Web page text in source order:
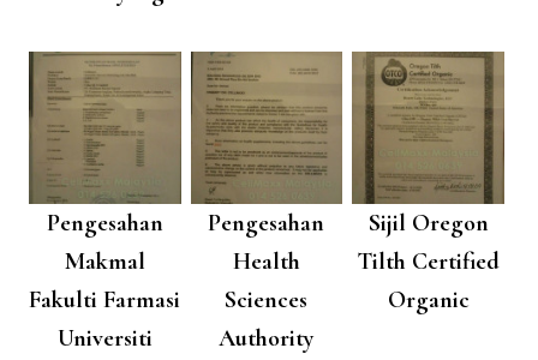
Pengesahan
Makmal
Fakulti Farmasi
Universiti
Pengesahan
Health
Sciences
Authority
Sijil Oregon
Tilth Certified
Organic